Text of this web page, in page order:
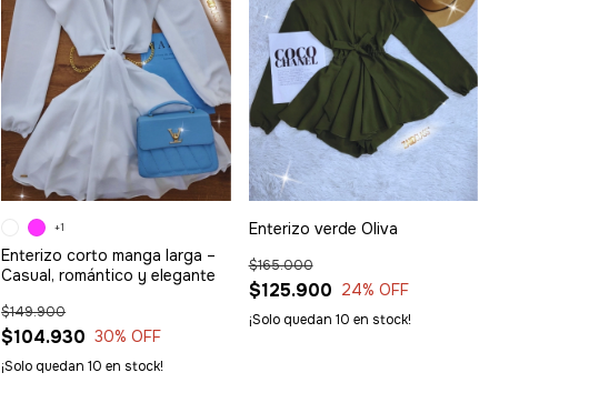
Enterizo corto manga larga –
Casual, romántico y elegante
$104.930
$149.900
30% OFF
¡Solo quedan10 en stock!
+1 Enterizo verde Oliva
$125.900
$165.000
24% OFF
¡Solo quedan 10 en stock!